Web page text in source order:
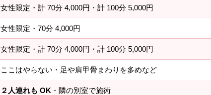
女性限定・計 70分 4,000円・計 100分 5,000円
女性限定・70分 4,000円
女性限定・計 70分 4,000円・計 100分 5,000円
ここはやらない・足や肩甲骨まわりを多めなど
２人連れも OK ・隣の別室で施術